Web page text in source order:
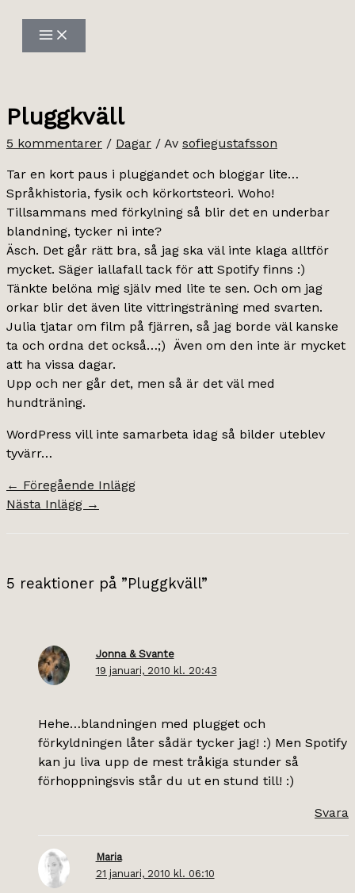
innehåll
Pluggkväll
5 kommentarer / Dagar / Av sofiegustafsson
Tar en kort paus i pluggandet och bloggar lite…
Språkhistoria, fysik och körkortsteori. Woho!
Tillsammans med förkylning så blir det en underbar
blandning, tycker ni inte?
Äsch. Det går rätt bra, så jag ska väl inte klaga alltför
mycket. Säger iallafall tack för att Spotify finns :)
Tänkte belöna mig själv med lite te sen. Och om jag
orkar blir det även lite vittringsträning med svarten.
Julia tjatar om film på fjärren, så jag borde väl kanske
ta och ordna det också…;) Även om den inte är mycket
att ha vissa dagar.
Upp och ner går det, men så är det väl med
hundträning.
WordPress vill inte samarbeta idag så bilder uteblev
tyvärr…
← Föregående Inlägg
Nästa Inlägg →
5 reaktioner på ”Pluggkväll”
Jonna & Svante
19 januari, 2010 kl. 20:43
Hehe…blandningen med plugget och
förkyldningen låter sådär tycker jag! :) Men Spotify
kan ju liva upp de mest tråkiga stunder så
förhoppningsvis står du ut en stund till! :)
Svara
Maria
21 januari, 2010 kl. 06:10